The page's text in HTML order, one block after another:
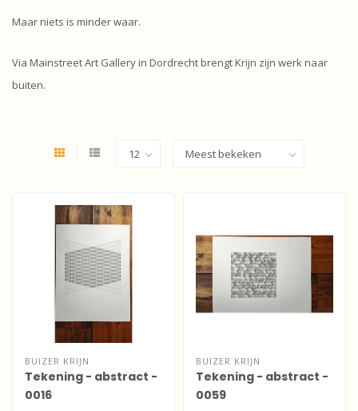
Maar niets is minder waar.
Via Mainstreet Art Gallery in Dordrecht brengt Krijn zijn werk naar
buiten.
BUIZER KRIJN
Tekening - abstract -
0016
BUIZER KRIJN
Tekening - abstract -
0059